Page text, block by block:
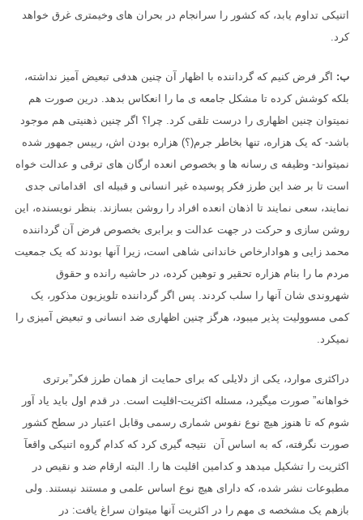
اتنیکی تداوم یابد، که کشور را سرانجام در بحران های وخیمتری غرق خواهد
کرد.
ب: اگر فرض کنیم که گرداننده با اظهار آن چنین هدفی تبعیض آمیز نداشته،
بلکه کوشش کرده تا مشکل جامعه ی ما را انعکاس بدهد. درین صورت هم
نمیتوان چنین اظهاری را درست تلقی کرد. چرا؟ اگر چنین ذهنیتی هم موجود
باشد- که یک هزاره، تنها بخاطر جرم(؟) هزاره بودن اش، رییس جمهور شده
نمیتواند- وظیفه ی رسانه ها و بخصوص انعده ارگان های ترقی و عدالت خواه
است تا بر ضد این طرز فکر پوسیده غیر انسانی و قبیله ای اقداماتی جدی
نمایند، سعی نمایند تا اذهان انعده افراد را روشن بسازند. بنظر نویسنده، این
روشن سازی و حرکت در جهت عدالت و برابری بخصوص فرض آن گرداننده
محمد زایی و هوادارخاص خاندانی شاهی است، زیرا آنها بودند که یک جمعیت
مردم ما را بنام هزاره تحقیر و توهین کرده، در حاشیه رانده و حقوق
شهروندی شان آنها را سلب کردند. پس اگر گرداننده تلویزیون مذکور، یک
کمی مسوولیت پذیر میبود، هرگز چنین اظهاری ضد انسانی و تبعیض آمیزی را
نمیکرد.
دراکثری موارد، یکی از دلایلی که برای حمایت از همان طرز فکر”برتری
خواهانه” صورت میگیرد، مسئله اکثریت-اقلیت است. در قدم اول باید یاد آور
شوم که تا هنوز هیچ نوع نفوس شماری رسمی وقابل اعتبار در سطح کشور
صورت نگرفته، که به اساس آن نتیجه گیری کرد که کدام گروه اتنیکی واقعآ
اکثریت را تشکیل میدهد و کدامین اقلیت ها را. البته ارقام ضد و نقیص در
مطبوعات نشر شده، که دارای هیچ نوع اساس علمی و مستند نیستند. ولی
بازهم یک مشخصه ی مهم را در اکثریت آنها میتوان سراغ یافت: در